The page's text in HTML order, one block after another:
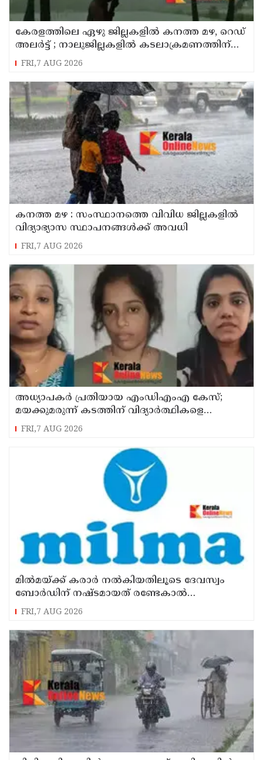
കേരളത്തിലെ ഏഴു ജില്ലകളിൽ കനത്ത മഴ, റെഡ്
അലർട്ട് ; നാലുജില്ലകളിൽ കടലാക്രമണത്തിന്
സാധ്യത
FRI,7 AUG 2026
കനത്ത മഴ : സംസ്ഥാനത്തെ വിവിധ ജില്ലകളിൽ
വിദ്യാഭ്യാസ സ്ഥാപനങ്ങൾക്ക് അവധി
FRI,7 AUG 2026
അധ്യാപകര്‍ പ്രതിയായ എംഡിഎംഎ കേസ്;
മയക്കുമരുന്ന് കടത്തിന് വിദ്യാര്‍ത്ഥികളെ
ഉപയോഗിച്ചോ എന്ന് സംശയം
FRI,7 AUG 2026
മില്‍മയ്ക്ക് കരാര്‍ നല്‍കിയതിലൂടെ ദേവസ്വം
ബോര്‍ഡിന് നഷ്ടമായത് രണ്ടേകാല്‍
കോടിയിലധികം രൂപ
FRI,7 AUG 2026